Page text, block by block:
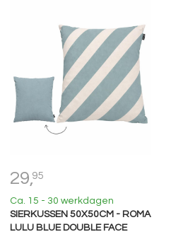
29,95
Ca. 15 - 30 werkdagen
SIERKUSSEN 50X50CM - ROMA
LULU BLUE DOUBLE FACE